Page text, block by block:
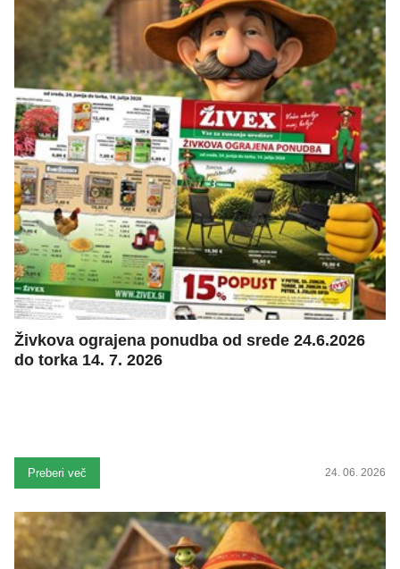
Živkova ograjena ponudba od srede 24.6.2026
do torka 14. 7. 2026
Preberi več 24. 06. 2026